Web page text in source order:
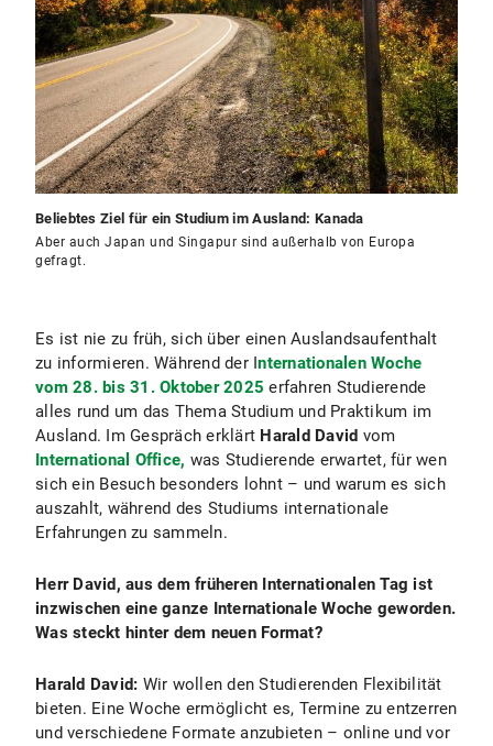
Beliebtes Ziel für ein Studium im Ausland: Kanada
Aber auch Japan und Singapur sind außerhalb von Europa
gefragt.
Es ist nie zu früh, sich über einen Auslandsaufenthalt
zu informieren. Während der Internationalen Woche
vom 28. bis 31. Oktober 2025 erfahren Studierende
alles rund um das Thema Studium und Praktikum im
Ausland. Im Gespräch erklärt Harald David vom
International Office, was Studierende erwartet, für wen
sich ein Besuch besonders lohnt – und warum es sich
auszahlt, während des Studiums internationale
Erfahrungen zu sammeln.
Herr David, aus dem früheren Internationalen Tag ist
inzwischen eine ganze Internationale Woche geworden.
Was steckt hinter dem neuen Format?
Harald David: Wir wollen den Studierenden Flexibilität
bieten. Eine Woche ermöglicht es, Termine zu entzerren
und verschiedene Formate anzubieten – online und vor